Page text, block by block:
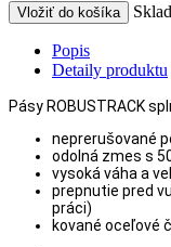
Vložiť do košíka
Popis
Detaily produktu
Pásy ROBUSTRACK
neprerušované
odolná zmes s
vysoká váha a
prepnutie pred
práci)
kované oceľové